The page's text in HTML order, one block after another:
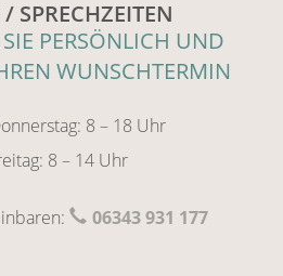
SPRECHZEITEN
PERSÖNLICH UND
WUNSCHTERMIN
8 – 18 Uhr
8 – 14 Uhr
06343 931 177